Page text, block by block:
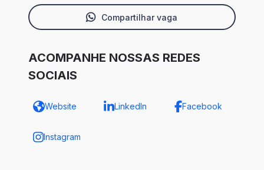
Compartilhar vaga
ACOMPANHE NOSSAS REDES
SOCIAIS
Website LinkedIn Facebook
Instagram